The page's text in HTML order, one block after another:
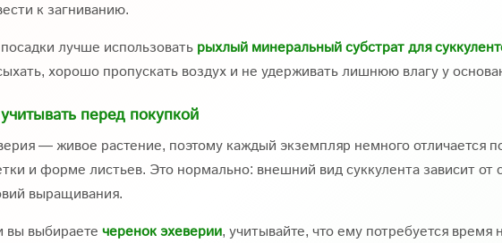
к загниванию.
лучше использовать рыхлый минеральный субстрат для
хорошо пропускать воздух и не удерживать лишнюю влагу у
перед покупкой
— живое растение, поэтому каждый экземпляр немного отличается
и форме листьев. Это нормально: внешний вид суккулента зависит от
выращивания.
вы выбираете черенок эхеверии, учитывайте, что ему потребуется время